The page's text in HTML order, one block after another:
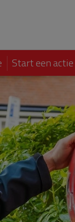
Start een actie